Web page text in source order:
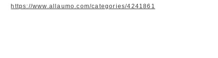
https://www.allaumo.com/categories/4241861